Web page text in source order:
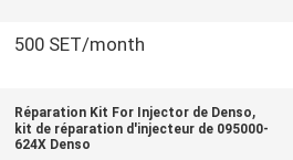
500 SET/month
Réparation Kit For Injector de Denso,
kit de réparation d'injecteur de 095000-
624X Denso